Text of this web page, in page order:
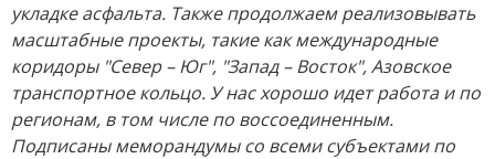
укладке асфальта. Также продолжаем реализовывать
масштабные проекты, такие как международные
коридоры "Север – Юг", "Запад – Восток", Азовское
транспортное кольцо. У нас хорошо идет работа и по
регионам, в том числе по воссоединенным.
Подписаны меморандумы со всеми субъектами по